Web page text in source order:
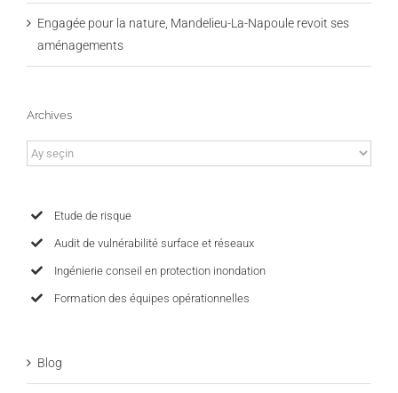
Engagée pour la nature, Mandelieu-La-Napoule revoit ses
aménagements
Archives
Archives
Etude de risque
Audit de vulnérabilité surface et réseaux
Ingénierie conseil en protection inondation
Formation des équipes opérationnelles
Blog